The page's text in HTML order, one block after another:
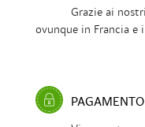
Grazie ai
ovunque in Francia e